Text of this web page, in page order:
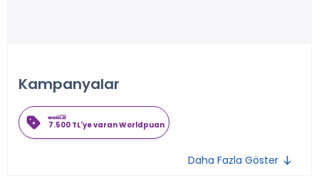
Kampanyalar
7.500 TL'ye varan Worldpuan
Daha Fazla Göster